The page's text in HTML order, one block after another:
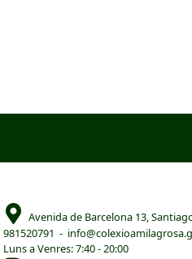
Avenida de Barcelona 13,
981520791 -
Luns a Venres: 7:40 - 20:00